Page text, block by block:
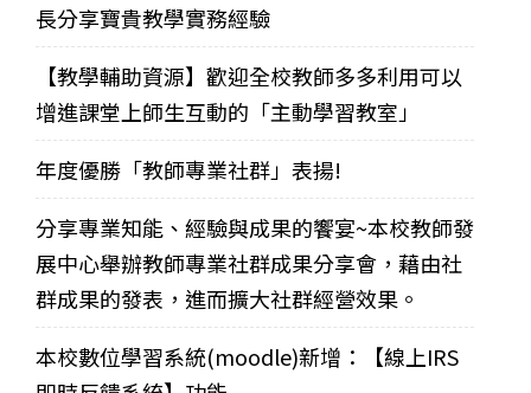
長分享寶貴教學實務經驗
【教學輔助資源】歡迎全校教師多多利用可以
增進課堂上師生互動的「主動學習教室」
年度優勝「教師專業社群」表揚!
分享專業知能、經驗與成果的饗宴~本校教師發
展中心舉辦教師專業社群成果分享會，藉由社
群成果的發表，進而擴大社群經營效果。
本校數位學習系統(moodle)新增：【線上IRS